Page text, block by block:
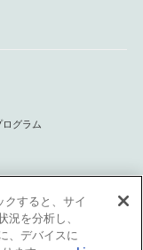
ログラム
クすると、サイ
況を分析し、
、デバイスに